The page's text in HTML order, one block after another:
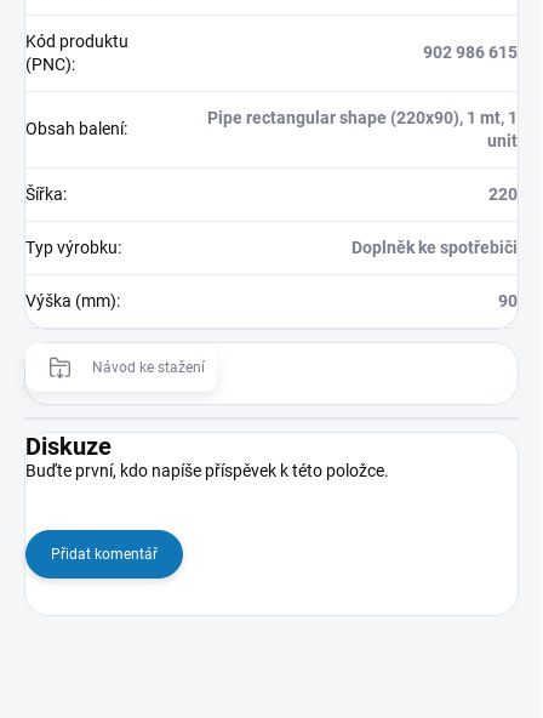
Kód produktu
(PNC):
902 986 615
Obsah balení:
Pipe rectangular shape (220x90), 1 mt, 1
unit
Šířka: 220
Typ výrobku: Doplněk ke spotřebiči
Výška (mm): 90
Návod ke stažení
Diskuze
Buďte první, kdo napíše příspěvek k této položce.
Přidat komentář